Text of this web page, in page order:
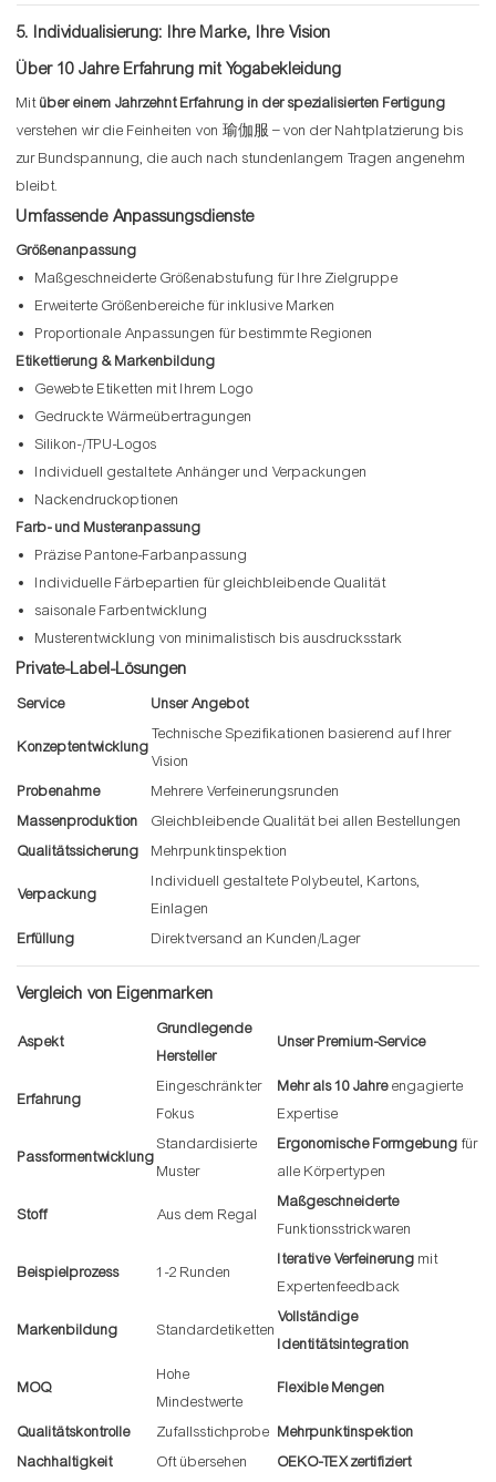
5. Individualisierung: Ihre Marke, Ihre Vision
Über 10 Jahre Erfahrung mit Yogabekleidung
Mitüber einem Jahrzehnt Erfahrung in der spezialisierten Fertigung
verstehen wir die Feinheiten von 瑜伽服 – von der Nahtplatzierung bis
zur Bundspannung, die auch nach stundenlangem Tragen angenehm
bleibt.
Umfassende Anpassungsdienste
Größenanpassung
Maßgeschneiderte Größenabstufung für Ihre Zielgruppe
Erweiterte Größenbereiche für inklusive Marken
Proportionale Anpassungen für bestimmte Regionen
Etikettierung & Markenbildung
Gewebte Etiketten mit Ihrem Logo
Gedruckte Wärmeübertragungen
Silikon-/TPU-Logos
Individuell gestaltete Anhänger und Verpackungen
Nackendruckoptionen
Farb- und Musteranpassung
Präzise Pantone-Farbanpassung
Individuelle Färbepartien für gleichbleibende Qualität
saisonale Farbentwicklung
Musterentwicklung von minimalistisch bis ausdrucksstark
Private-Label-Lösungen
Service Unser Angebot
Konzeptentwicklung
Technische Spezifikationen basierend auf Ihrer
Vision
Probenahme
Mehrere Verfeinerungsrunden
Massenproduktion
Gleichbleibende Qualität bei allen Bestellungen
Qualitätssicherung
Mehrpunktinspektion
Verpackung
Individuell gestaltete Polybeutel, Kartons,
Einlagen
Erfüllung
Direktversand an Kunden/Lager
Vergleich von Eigenmarken
Aspekt
Grundlegende
Hersteller
Unser Premium-Service
Erfahrung
Eingeschränkter
Fokus
Mehr als 10 Jahreengagierte
Expertise
Passformentwicklung
Standardisierte
Muster
Ergonomische Formgebung für
alle Körpertypen
Stoff Aus dem Regal
Maßgeschneiderte
Funktionsstrickwaren
Beispielprozess 1-2 Runden
Iterative Verfeinerung mit
Expertenfeedback
Markenbildung Standardetiketten
Vollständige
Identitätsintegration
MOQ
Hohe
Mindestwerte
Flexible Mengen
Qualitätskontrolle Zufallsstichprobe Mehrpunktinspektion
Nachhaltigkeit
Oft übersehen OEKO-TEX zertifiziert